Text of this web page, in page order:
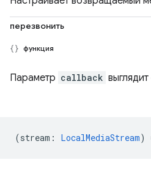
перезвонить
функция
Параметр callback
(stream : LocalMediaStream)